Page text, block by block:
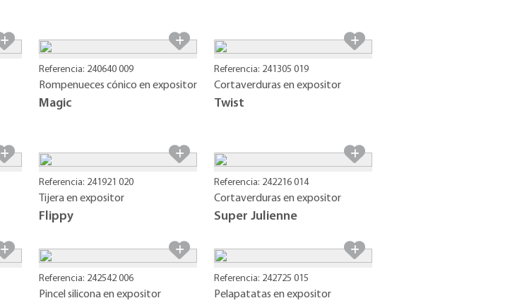
Referencia: 240640 009
Rompenueces cónico en expositor
Magic
Referencia: 241305 019
Cortaverduras en expositor
Twist
Referencia: 241921 020
Tijera en expositor
Flippy
Referencia: 242216 014
Cortaverduras en expositor
Super Julienne
Referencia: 242542 006
Pincel silicona en expositor
Referencia: 242725 015
Pelapatatas en expositor